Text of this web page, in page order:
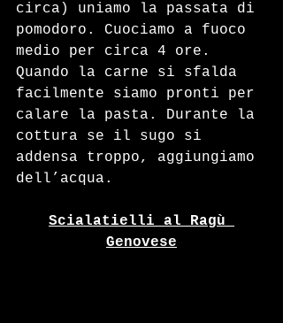
circa) uniamo la passata di
pomodoro. Cuociamo a fuoco
medio per circa 4 ore.
Quando la carne si sfalda
facilmente siamo pronti per
calare la pasta. Durante la
cottura se il sugo si
addensa troppo, aggiungiamo
dell’acqua.
Scialatielli al Ragù
Genovese